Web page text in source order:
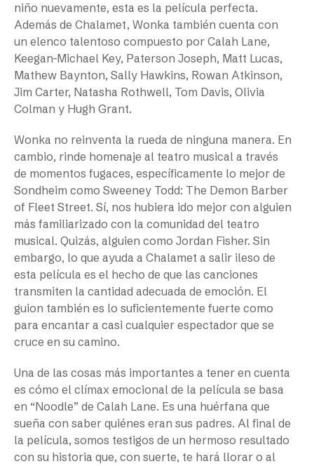
niño nuevamente, esta es la película perfecta.
Además de Chalamet, Wonka también cuenta con
un elenco talentoso compuesto por Calah Lane,
Keegan-Michael Key, Paterson Joseph, Matt Lucas,
Mathew Baynton, Sally Hawkins, Rowan Atkinson,
Jim Carter, Natasha Rothwell, Tom Davis, Olivia
Colman y Hugh Grant.
Wonka no reinventa la rueda de ninguna manera. En
cambio, rinde homenaje al teatro musical a través
de momentos fugaces, específicamente lo mejor de
Sondheim como Sweeney Todd: The Demon Barber
of Fleet Street. Sí, nos hubiera ido mejor con alguien
más familiarizado con la comunidad del teatro
musical. Quizás, alguien como Jordan Fisher. Sin
embargo, lo que ayuda a Chalamet a salir ileso de
esta película es el hecho de que las canciones
transmiten la cantidad adecuada de emoción. El
guion también es lo suficientemente fuerte como
para encantar a casi cualquier espectador que se
cruce en su camino.
Una de las cosas más importantes a tener en cuenta
es cómo el clímax emocional de la película se basa
en “Noodle” de Calah Lane. Es una huérfana que
sueña con saber quiénes eran sus padres. Al final de
la película, somos testigos de un hermoso resultado
con su historia que, con suerte, te hará llorar o al